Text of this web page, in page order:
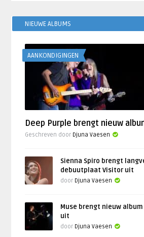
NIEUWE ALBUMS
AANKONDIGINGEN
Deep Purple brengt nieuw
Geschreven door Djuna Vaesen
Sienna Spiro brengt
debuutplaat Visitor uit
door Djuna Vaesen
Muse brengt nieuw album
uit
door Djuna Vaesen